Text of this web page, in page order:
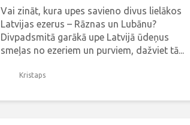
Vai zināt, kura upes savieno divus lielākos
Latvijas ezerus – Rāznas un Lubānu?
Divpadsmitā garākā upe Latvijā ūdeņus
smeļas no ezeriem un purviem, dažviet tā...
Kristaps